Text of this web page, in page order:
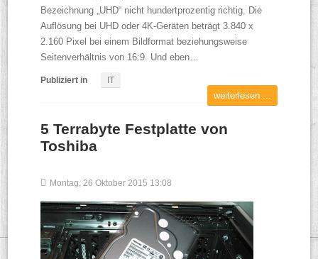
Bezeichnung „UHD“ nicht hundertprozentig richtig. Die
Auflösung bei UHD oder 4K-Geräten beträgt 3.840 x
2.160 Pixel bei einem Bildformat beziehungsweise
Seitenverhältnis von 16:9. Und eben…
Publiziert in IT
weiterlesen ...
5 Terrabyte Festplatte von
Toshiba
Montag, 26 Oktober 2015 13:08